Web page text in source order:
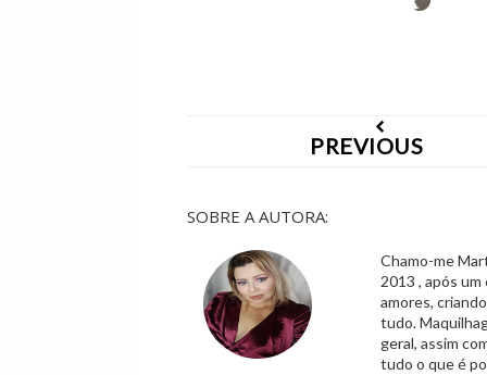
PREVIOUS
SOBRE A AUTORA:
Chamo-me
2013 , após
amores,
tudo.
geral, assim
tudo o que é